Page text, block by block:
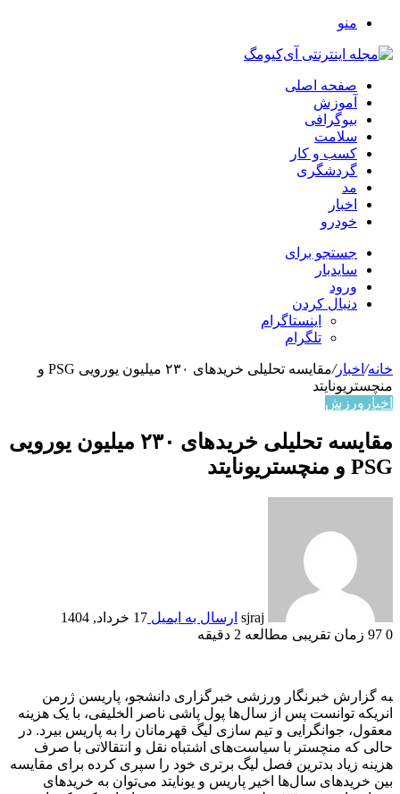
منو
صفحه اصلی
آموزش
بیوگرافی
سلامت
کسب و کار
گردشگری
مد
اخبار
خودرو
جستجو برای
سایدبار
ورود
دنبال کردن
اینستاگرام
تلگرام
خانه/ اخبار/
مقایسه تحلیلی خرید‌های ۲۳۰ میلیون یورویی PSG و
منچستریونایتد
اخبار ورزش
مقایسه تحلیلی خرید‌های ۲۳۰ میلیون یورویی
PSG و منچستریونایتد
sjraj ارسال به ایمیل 17 خرداد, 1404
0
زمان تقریبی مطالعه 2 دقیقه
‍به گزارش خبرنگار ورزشی خبرگزاری دانشجو، پاریسن ژرمن
انریکه توانست پس از سال‌ها پول پاشی ناصر الخلیفی، با یک هزینه
معقول، جوانگرایی و تیم سازی لیگ قهرمانان را به پاریس بیرد. در
حالی که منچستر با سیاست‌های اشتباه نقل و انتقالاتی با صرف
هزینه زیاد بدترین فصل لیگ برتری خود را سپری کرده برای مقایسه
بین خرید‌های سال‌ها اخیر پاریس و یونایتد می‌توان به خرید‌های